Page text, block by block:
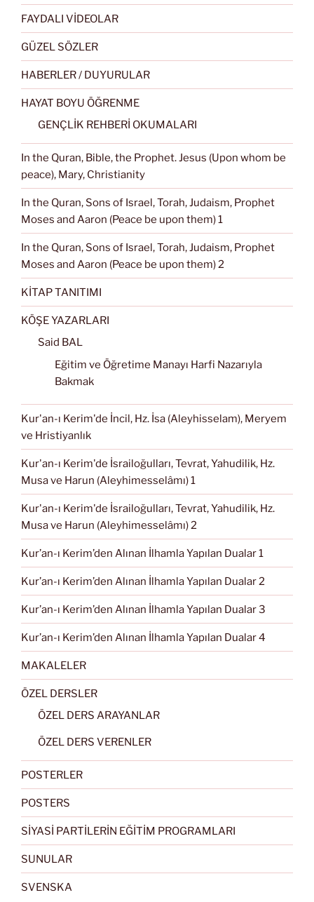
FAYDALI VİDEOLAR
GÜZEL SÖZLER
HABERLER / DUYURULAR
HAYAT BOYU ÖĞRENME
GENÇLİK REHBERİ OKUMALARI
In the Quran, Bible, the Prophet. Jesus (Upon whom be
peace), Mary, Christianity
In the Quran, Sons of Israel, Torah, Judaism, Prophet
Moses and Aaron (Peace be upon them) 1
In the Quran, Sons of Israel, Torah, Judaism, Prophet
Moses and Aaron (Peace be upon them) 2
KİTAP TANITIMI
KÖŞE YAZARLARI
Said BAL
Eğitim ve Öğretime Manayı Harfi Nazarıyla
Bakmak
Kur'an-ı Kerim'de İncil, Hz. İsa (Aleyhisselam), Meryem
ve Hristiyanlık
Kur'an-ı Kerim'de İsrailoğulları, Tevrat, Yahudilik, Hz.
Musa ve Harun (Aleyhimesselâmı) 1
Kur'an-ı Kerim'de İsrailoğulları, Tevrat, Yahudilik, Hz.
Musa ve Harun (Aleyhimesselâmı) 2
Kur’an-ı Kerim’den Alınan İlhamla Yapılan Dualar 1
Kur’an-ı Kerim’den Alınan İlhamla Yapılan Dualar 2
Kur’an-ı Kerim’den Alınan İlhamla Yapılan Dualar 3
Kur’an-ı Kerim’den Alınan İlhamla Yapılan Dualar 4
MAKALELER
ÖZEL DERSLER
ÖZEL DERS ARAYANLAR
ÖZEL DERS VERENLER
POSTERLER
POSTERS
SİYASİ PARTİLERİN EĞİTİM PROGRAMLARI
SUNULAR
SVENSKA